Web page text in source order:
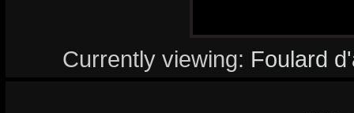
Currently viewing: Foulard